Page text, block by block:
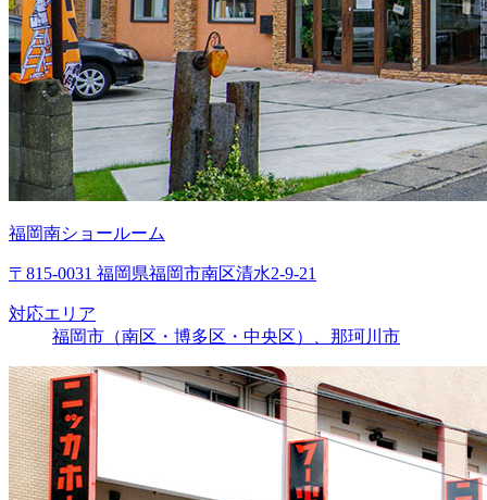
福岡南ショールーム
〒815-0031 福岡県福岡市南区清水2-9-21
対応エリア
福岡市（南区・博多区・中央区）、那珂川市